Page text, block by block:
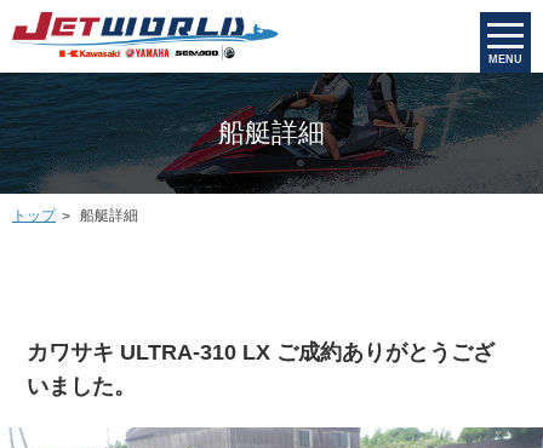
MENU
船艇詳細
トップ 船艇詳細
カワサキ ULTRA-310 LX ご成約ありがとうござ
いました。